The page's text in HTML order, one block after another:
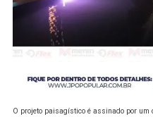
O projeto paisagístico é assinado por